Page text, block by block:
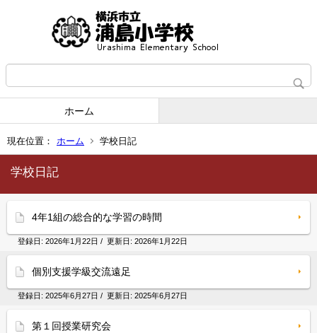
ホーム
現在位置： ホーム 学校日記
学校日記
4年1組の総合的な学習の時間
登録日: 2026年1月22日 / 更新日: 2026年1月22日
個別支援学級交流遠足
登録日: 2025年6月27日 / 更新日: 2025年6月27日
第１回授業研究会